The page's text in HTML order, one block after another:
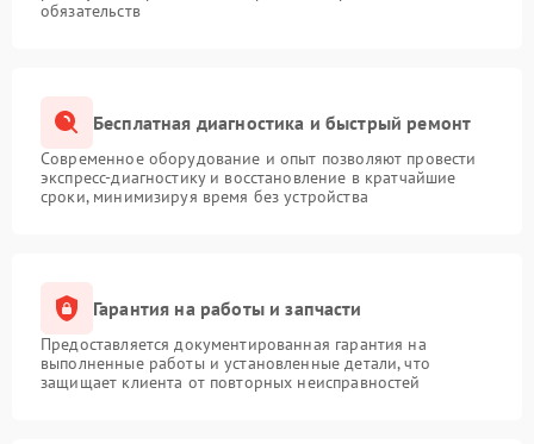
обязательств
Бесплатная диагностика и быстрый ремонт
Современное оборудование и опыт позволяют провести
экспресс-диагностику и восстановление в кратчайшие
сроки, минимизируя время без устройства
Гарантия на работы и запчасти
Предоставляется документированная гарантия на
выполненные работы и установленные детали, что
защищает клиента от повторных неисправностей